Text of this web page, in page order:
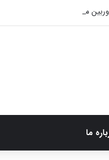
مداربسته غیر قابل دید مخفی
ما